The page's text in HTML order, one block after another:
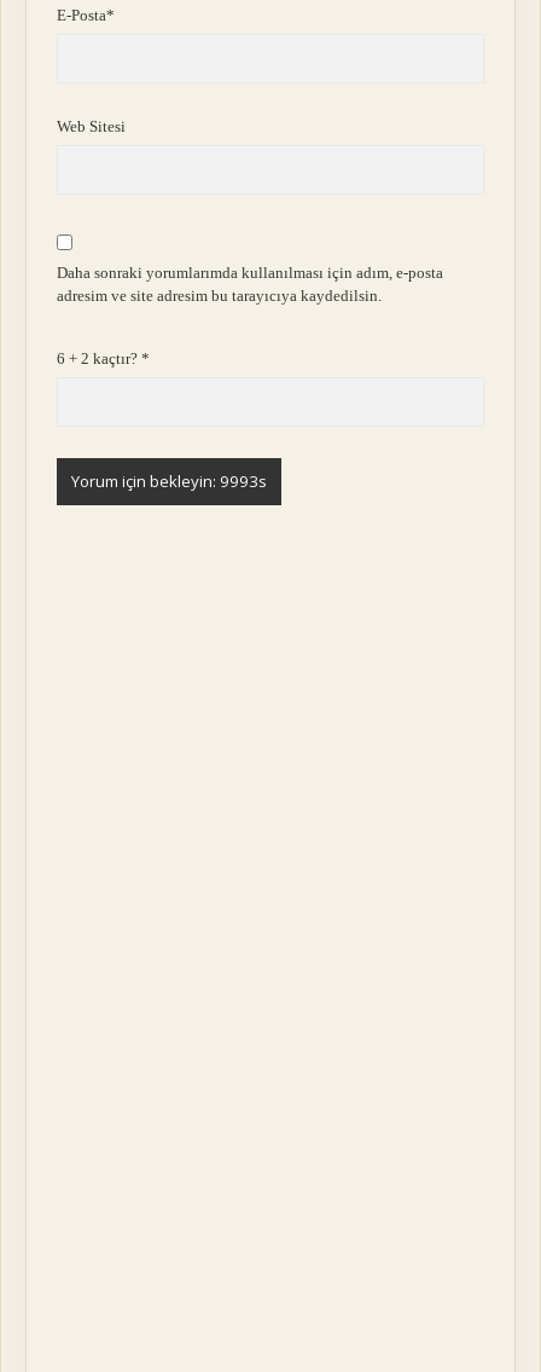
E-Posta*
Web Sitesi
Daha sonraki yorumlarımda kullanılması için adım, e-posta
adresim ve site adresim bu tarayıcıya kaydedilsin.
6 + 2 kaçtır?*